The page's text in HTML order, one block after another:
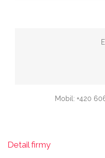
Mobil: +420
Detail firmy